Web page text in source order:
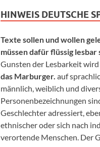
HINWEIS DEUTSCHE
Texte sollen und wollen
müssen dafür flüssig lesbar
Gunsten der Lesbarkeit
das Marburger. auf
männlich, weiblich und
Personenbezeichnungen
Geschlechter adressiert,
ethnischer oder sich nach
verortende Menschen. Der